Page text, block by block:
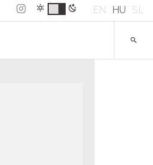
EN HU SL